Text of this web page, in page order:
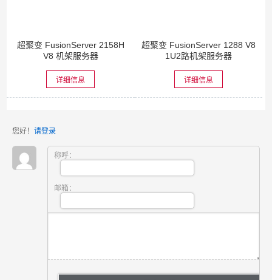
超聚变 FusionServer 2158H
V8 机架服务器
详细信息
超聚变 FusionServer 1288 V8
1U2路机架服务器
详细信息
您好！ 请登录
称呼：
邮箱：